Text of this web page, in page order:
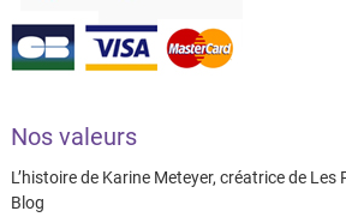
Nos valeurs
L’histoire de Karine Meteyer, créatrice de Les
Blog